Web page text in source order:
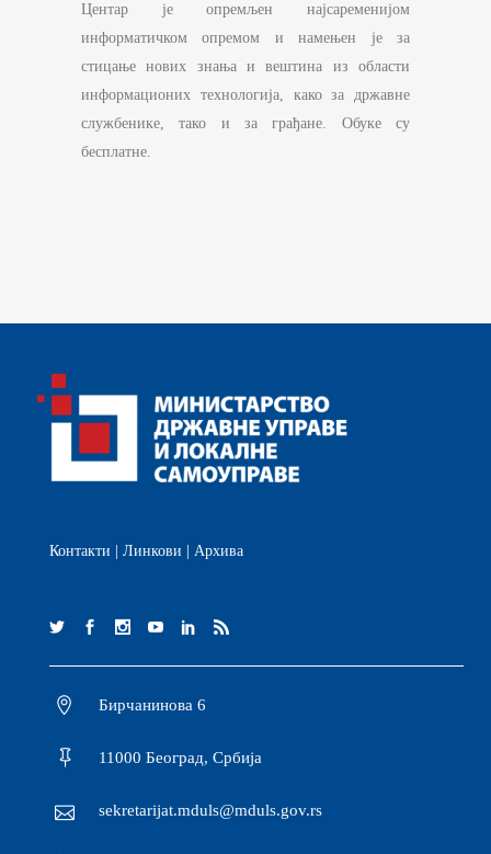
Центар је опремљен најсаременијом
информатичком опремом и намењен је за
стицање нових знања и вештина из области
информационих технологија, како за државне
службенике, тако и за грађане. Обуке су
бесплатне.
Контакти Линкови Архива
Бирчанинова 6
11000 Београд, Србија
sekretarijat.mduls@mduls.gov.rs